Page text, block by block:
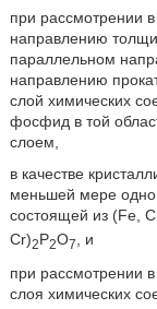
при рассмотрении
направлению
параллельном
направлению
слой химических
фосфид в той
слоем,
в качестве
меньшей мере одно
состоящей из (Fe,
Cr)2P2O7
, и
при рассмотрении
слоя химических